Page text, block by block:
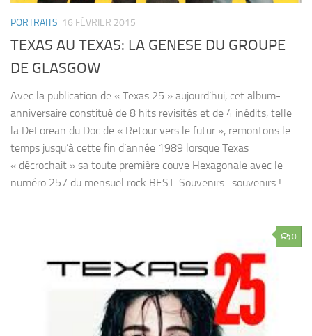
PORTRAITS 16 FÉVRIER 2015
TEXAS AU TEXAS: LA GENESE DU GROUPE
DE GLASGOW
Avec la publication de « Texas 25 » aujourd’hui, cet album-
anniversaire constitué de 8 hits revisités et de 4 inédits, telle
la DeLorean du Doc de « Retour vers le futur », remontons le
temps jusqu’à cette fin d’année 1989 lorsque Texas
« décrochait » sa toute première couve Hexagonale avec le
numéro 257 du mensuel rock BEST. Souvenirs…souvenirs !
0